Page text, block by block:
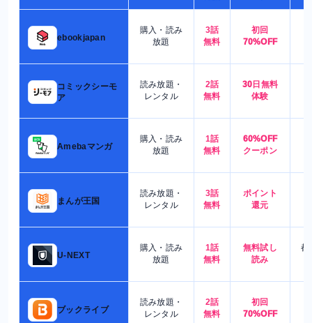
ebookjapan
購入・読み
放題
3話
無料
初回
70%OFF
コミックシーモ
ア
読み放題・
レンタル
2話
無料
30日無料
体験
Amebaマンガ
購入・読み
放題
1話
無料
60%OFF
クーポン
まんが王国
読み放題・
レンタル
3話
無料
ポイント
還元
U-NEXT
購入・読み
放題
1話
無料
無料試し
読み
都
ブックライブ
読み放題・
レンタル
2話
無料
初回
70%OFF